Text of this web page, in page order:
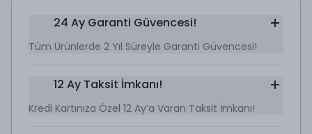
24 Ay Garanti Güvencesi!
Tüm Ürünlerde 2 Yıl Süreyle Garanti Güvencesi!
12 Ay Taksit İmkanı!
Kredi Kartınıza Özel 12 Ay’a Varan Taksit İmkanı!